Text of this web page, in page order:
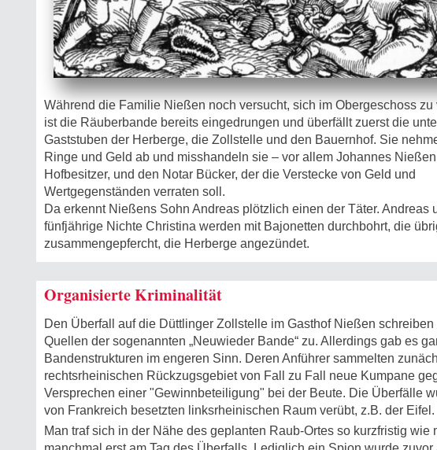
Während die Familie Nießen noch versucht, sich im Obergeschoss zu
ist die Räuberbande bereits eingedrungen und überfällt zuerst die
Gaststuben der Herberge, die Zollstelle und den Bauernhof. Sie
Ringe und Geld ab und misshandeln sie – vor allem Johannes
Hofbesitzer, und den Notar Bücker, der die Verstecke von Geld und
Wertgegenständen verraten soll.
Da erkennt Nießens Sohn Andreas plötzlich einen der Täter. Andreas
fünfjährige Nichte Christina werden mit Bajonetten durchbohrt, die
zusammengepfercht, die Herberge angezündet.
Organisierte Kriminalität
Den Überfall auf die Düttlinger Zollstelle im Gasthof Nießen schreiben
Quellen der sogenannten „Neuwieder Bande“ zu. Allerdings gab es
Bandenstrukturen im engeren Sinn. Deren Anführer sammelten
rechtsrheinischen Rückzugsgebiet von Fall zu Fall neue Kumpane
Versprechen einer "Gewinnbeteiligung" bei der Beute. Die Überfälle
von Frankreich besetzten linksrheinischen Raum verübt, z.B. der Eifel.
Man traf sich in der Nähe des geplanten Raub-Ortes so kurzfristig wie